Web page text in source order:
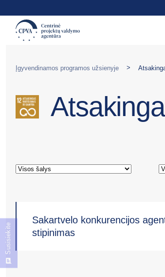
Įgyvendinamos programos užsienyje >
Sakartvelo konkurencijos
stipinimas
Susisiekite